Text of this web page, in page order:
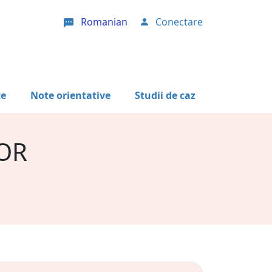
Romanian User account menu
Conectare
Note orientative Studii de caz